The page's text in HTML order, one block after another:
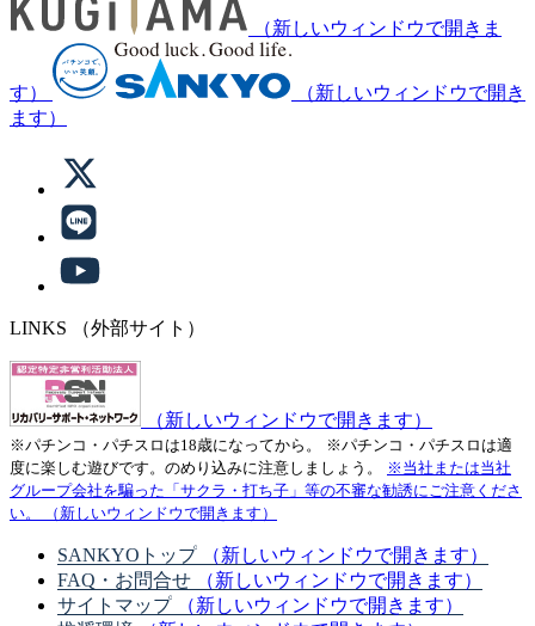
（新しいウィンドウで開きま
す）
（新しいウィンドウで開き
ます）
LINKS （外部サイト）
（新しいウィンドウで開きます）
※パチンコ・パチスロは18歳になってから。
※パチンコ・パチスロは適
度に楽しむ遊びです。のめり込みに注意しましょう。
※当社または当社
グループ会社を騙った「サクラ・打ち子」等の不審な勧誘にご注意くださ
い。
（新しいウィンドウで開きます）
SANKYOトップ
（新しいウィンドウで開きます）
FAQ・お問合せ
（新しいウィンドウで開きます）
サイトマップ
（新しいウィンドウで開きます）